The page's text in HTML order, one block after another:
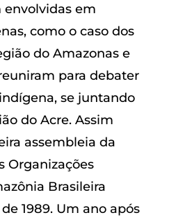
envolvidas em
como o caso dos
do Amazonas e
para debater
se juntando
do Acre. Assim
assembleia da
Organizações
Brasileira
1989. Um ano após